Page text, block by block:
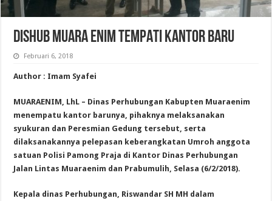
DISHUB MUARA ENIM TEMPATI KANTOR BARU
Februari 6, 2018
Author : Imam Syafei
MUARAENIM, LhL – Dinas Perhubungan Kabupten Muaraenim
menempatu kantor barunya, pihaknya melaksanakan
syukuran dan Peresmian Gedung tersebut, serta
dilaksanakannya pelepasan keberangkatan Umroh anggota
satuan Polisi Pamong Praja di Kantor Dinas Perhubungan
Jalan Lintas Muaraenim dan Prabumulih, Selasa (6/2/2018).
Kepala dinas Perhubungan, Riswandar SH MH dalam